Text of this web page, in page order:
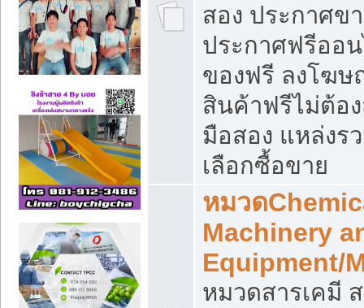
สอง ประกาศข
ประกาศฟรีออ
ของฟรี ลงโฆ
สินค้าฟรีไม่ต้อ
มือสอง แหล่งร
เลือกซื้อขาย
หมวด
Machinery
Equipment/
หมวดสารเคมี